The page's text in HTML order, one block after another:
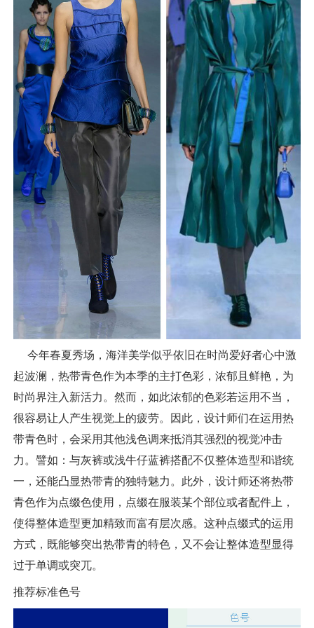
今年春夏秀场，海洋美学似乎依旧在时尚爱好者心中激
起波澜，热带青色作为本季的主打色彩，浓郁且鲜艳，为
时尚界注入新活力。然而，如此浓郁的色彩若运用不当，
很容易让人产生视觉上的疲劳。因此，设计师们在运用热
带青色时，会采用其他浅色调来抵消其强烈的视觉冲击
力。譬如：与灰裤或浅牛仔蓝裤搭配不仅整体造型和谐统
一，还能凸显热带青的独特魅力。此外，设计师还将热带
青色作为点缀色使用，点缀在服装某个部位或者配件上，
使得整体造型更加精致而富有层次感。这种点缀式的运用
方式，既能够突出热带青的特色，又不会让整体造型显得
过于单调或突兀。
推荐标准色号